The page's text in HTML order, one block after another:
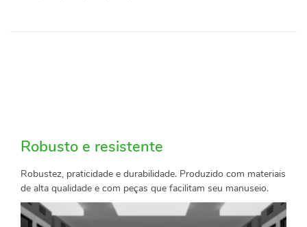
Robusto e resistente
Robustez, praticidade e durabilidade. Produzido com materiais
de alta qualidade e com peças que facilitam seu manuseio.